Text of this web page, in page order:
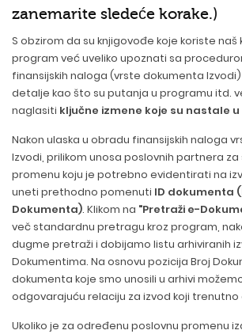
zanemarite sledeće korake.)
S obzirom da su knjigovođe koje koriste
program već uveliko upoznati sa
finansijskih naloga (vrste dokumenta
detalje kao što su putanja u programu itd.
naglasiti ključne izmene koje su nastale u
Nakon ulaska u obradu finansijskih naloga
Izvodi, prilikom unosa poslovnih partnera za
promenu koju je potrebno evidentirati na
uneti prethodno pomenuti ID dokumenta
Dokumenta). Klikom na "Pretraži e-
več standardnu pretragu kroz program,
dugme pretraži i dobijamo listu arhiviranih
Dokumentima. Na osnovu pozicija Broj
dokumenta koje smo unosili u arhivi
odgovarajuću relaciju za izvod koji
Ukoliko je za određenu poslovnu promenu